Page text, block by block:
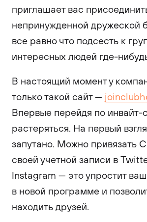
приглашает вас
непринужденной дружеской
все равно что подсесть к
интересных людей где-
В настоящий момент у
только такой сайт —
Впервые перейдя по
растеряться. На первый
запутано. Можно привязать
своей учетной записи в
Instagram — это упростит
в новой программе и
находить друзей.